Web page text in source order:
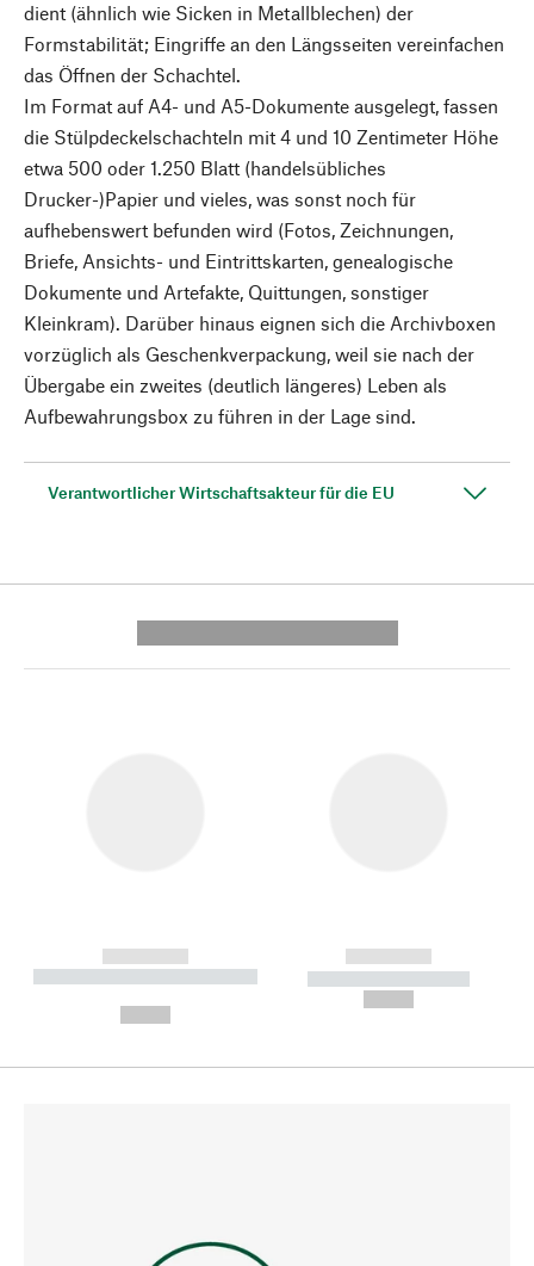
dient (ähnlich wie Sicken in Metallblechen) der
Formstabilität; Eingriffe an den Längsseiten vereinfachen
das Öffnen der Schachtel.
Im Format auf A4- und A5-Dokumente ausgelegt, fassen
die Stülpdeckelschachteln mit 4 und 10 Zentimeter Höhe
etwa 500 oder 1.250 Blatt (handelsübliches
Drucker-)Papier und vieles, was sonst noch für
aufhebenswert befunden wird (Fotos, Zeichnungen,
Briefe, Ansichts- und Eintrittskarten, genealogische
Dokumente und Artefakte, Quittungen, sonstiger
Kleinkram). Darüber hinaus eignen sich die Archivboxen
vorzüglich als Geschenkverpackung, weil sie nach der
Übergabe ein zweites (deutlich längeres) Leben als
Aufbewahrungsbox zu führen in der Lage sind.
Verantwortlicher Wirtschaftsakteur für die EU
------------
----------- ----------- --------
------------
----------- -----------